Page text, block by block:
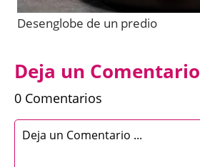
Desenglobe de un predio
Deja un Comentario
0 Comentarios